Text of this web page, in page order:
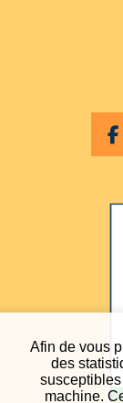
Afin de vous
des
machine.